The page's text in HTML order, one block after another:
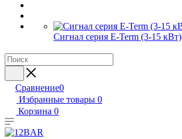
Сигнал серия E-Term (3-15 кВт)
Сравнение0
Избранные товары 0
Корзина 0